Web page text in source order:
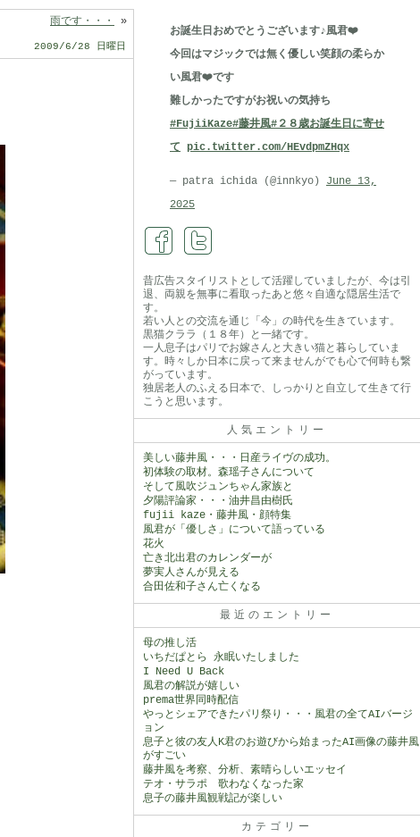
雨です・・・ »
2009/6/28 日曜日
お誕生日おめでとうございます♪風君❤️
今回はマジックでは無く優しい笑顔の柔らか
い風君❤️です
難しかったですがお祝いの気持ち
#FujiiKaze#藤井風#２８歳お誕生日に寄せ
て pic.twitter.com/HEvdpmZHqx
— patra ichida (@innkyo) June 13,
2025
昔広告スタイリストとして活躍していましたが、今は引
退、両親を無事に看取ったあと悠々自適な隠居生活で
す。
若い人との交流を通じ「今」の時代を生きています。
黒猫クララ（１８年）と一緒です。
一人息子はパリでお嫁さんと大きい猫と暮らしていま
す。時々しか日本に戻って来ませんがでも心で何時も繋
がっています。
独居老人のふえる日本で、しっかりと自立して生きて行
こうと思います。
人気エントリー
美しい藤井風・・・日産ライヴの成功。
初体験の取材。森瑶子さんについて
そして風吹ジュンちゃん家族と
夕陽評論家・・・油井昌由樹氏
fujii kaze・藤井風・顔特集
風君が「優しさ」について語っている
花火
亡き北出君のカレンダーが
夢実人さんが見える
合田佐和子さん亡くなる
最近のエントリー
母の推し活
いちだぱとら 永眠いたしました
I Need U Back
風君の解説が嬉しい
prema世界同時配信
やっとシェアできたパリ祭り・・・風君の全てAIバージ
ョン
息子と彼の友人K君のお遊びから始まったAI画像の藤井風
がすごい
藤井風を考察、分析、素晴らしいエッセイ
テオ・サラポ 歌わなくなった家
息子の藤井風観戦記が楽しい
カテゴリー